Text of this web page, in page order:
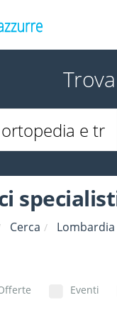
Cerca Lombardia
Eventi